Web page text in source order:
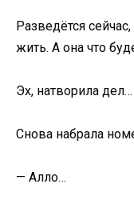
Разведётся
жить. А она что
Эх, натворила дел…
Снова набрала
— Алло…